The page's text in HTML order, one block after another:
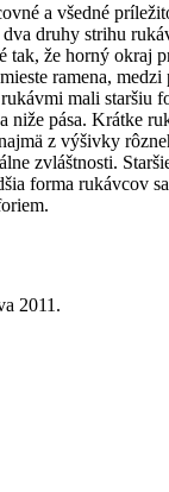
a všedné
druhy strihu
že horný okraj
ramena,
mali staršiu
pása. Krátke
z výšivky
zvláštnosti.
forma rukávcov
2011.